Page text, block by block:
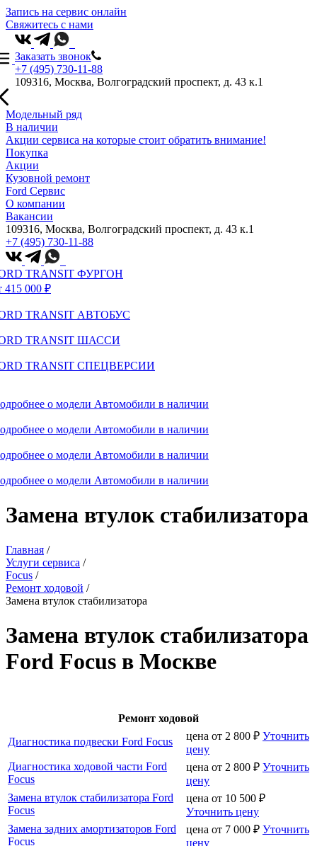
Запись на сервис онлайн
Свяжитесь с нами
Заказать звонок
+7 (495) 730-11-88
109316, Москва, Волгоградский проспект, д. 43 к.1
Модельный ряд
В наличии
Акции сервиса на которые стоит обратить внимание!
Покупка
Акции
Кузовной ремонт
Ford Сервис
О компании
Вакансии
109316, Москва, Волгоградский проспект, д. 43 к.1
+7 (495) 730-11-88
TRANSIT ФУРГОН
415 000 ₽
TRANSIT АВТОБУС
TRANSIT ШАССИ
TRANSIT СПЕЦВЕРСИИ
о модели Автомобили в наличии
о модели Автомобили в наличии
о модели Автомобили в наличии
о модели Автомобили в наличии
Замена втулок стабилизатора
Главная /
Услуги сервиса /
Focus /
Ремонт ходовой /
Замена втулок стабилизатора
Замена втулок стабилизатора
Ford Focus в Москве
Ремонт ходовой
Диагностика подвески Ford Focus
цена от 2 800 ₽ Уточнить
цену
Диагностика ходовой части Ford
Focus
цена от 2 800 ₽ Уточнить
цену
Замена втулок стабилизатора Ford
Focus
цена от 10 500 ₽
Уточнить цену
Замена задних амортизаторов Ford
Focus
цена от 7 000 ₽ Уточнить
цену